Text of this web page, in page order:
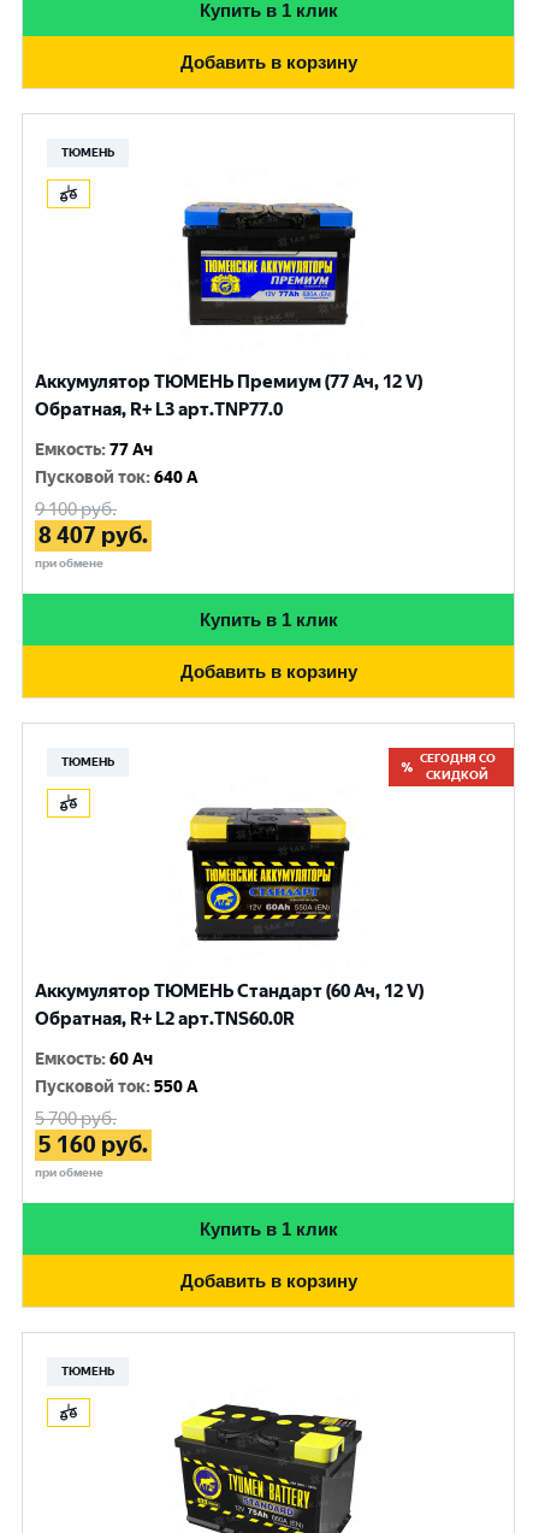
Купить в 1 клик
Добавить в корзину
ТЮМЕНЬ
Аккумулятор ТЮМЕНЬ Премиум (77 Ач, 12 V)
Обратная, R+ L3 арт.TNP77.0
Емкость:77 Ач
Пусковой ток:640 A
9 100руб.
8 407 руб.
при обмене
Купить в 1 клик
Добавить в корзину
ТЮМЕНЬ
СЕГОДНЯ СО
СКИДКОЙ
Аккумулятор ТЮМЕНЬ Стандарт (60 Ач, 12 V)
Обратная, R+ L2 арт.TNS60.0R
Емкость:60 Ач
Пусковой ток:550 A
5 700руб.
5 160 руб.
при обмене
Купить в 1 клик
Добавить в корзину
ТЮМЕНЬ